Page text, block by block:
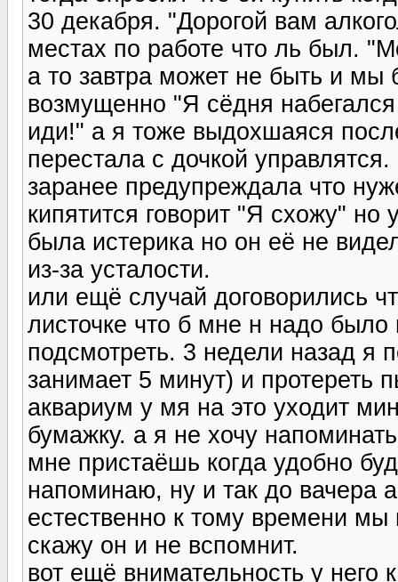
30 декабря. "Дорогой вам
местах по работе что ль был.
а то завтра может не быть и
возмущенно "Я сёдня
иди!" а я тоже выдохшаяся
перестала с дочкой
заранее предупреждала что
кипятится говорит "Я схожу" но
была истерика но он её не
из-за усталости.
или ещё случай договорились
листочке что б мне н надо было
подсмотреть. 3 недели назад я
занимает 5 минут) и протереть
аквариум у мя на это уходит
бумажку. а я не хочу
мне пристаёшь когда удобно
напоминаю, ну и так до вачера
естественно к тому времени
скажу он и не вспомнит.
вот ещё внимательность у